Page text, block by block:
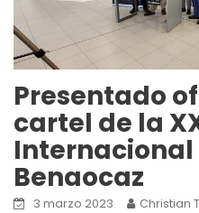
Presentado
cartel de la
Benaocaz
3 marzo 2023 Christian